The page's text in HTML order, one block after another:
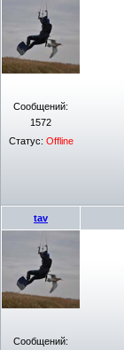
Сообщений:
1572
Статус: Offline
tav
Сообщений: